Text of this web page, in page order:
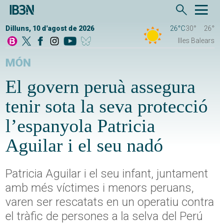
Dilluns, 10 d'agost de 2026 26°C30°
26°
Illes Balears
MÓN
El govern peruà assegura
tenir sota la seva protecció
l’espanyola Patricia
Aguilar i el seu nadó
Patricia Aguilar i el seu infant, juntament
amb més víctimes i menors peruans,
varen ser rescatats en un operatiu contra
el tràfic de persones a la selva del Perú